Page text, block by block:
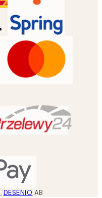
, DESENIO AB